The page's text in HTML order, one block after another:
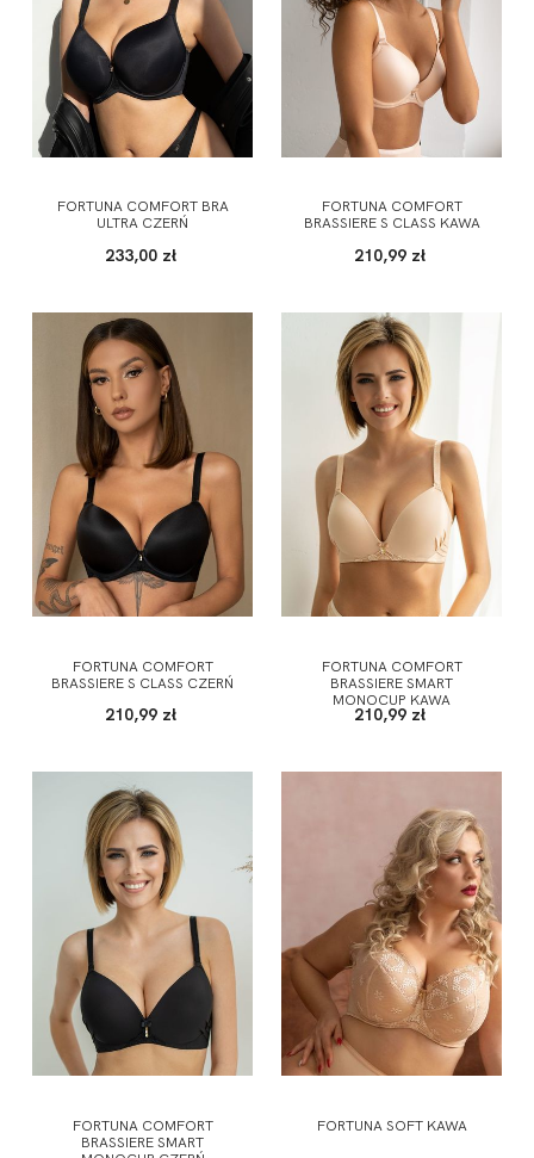
FORTUNA COMFORT BRA
ULTRA CZERŃ
233,00 zł
FORTUNA COMFORT
BRASSIERE S CLASS KAWA
210,99 zł
FORTUNA COMFORT
BRASSIERE S CLASS CZERŃ
210,99 zł
FORTUNA COMFORT
BRASSIERE SMART
MONOCUP KAWA
210,99 zł
FORTUNA COMFORT
BRASSIERE SMART
FORTUNA SOFT KAWA